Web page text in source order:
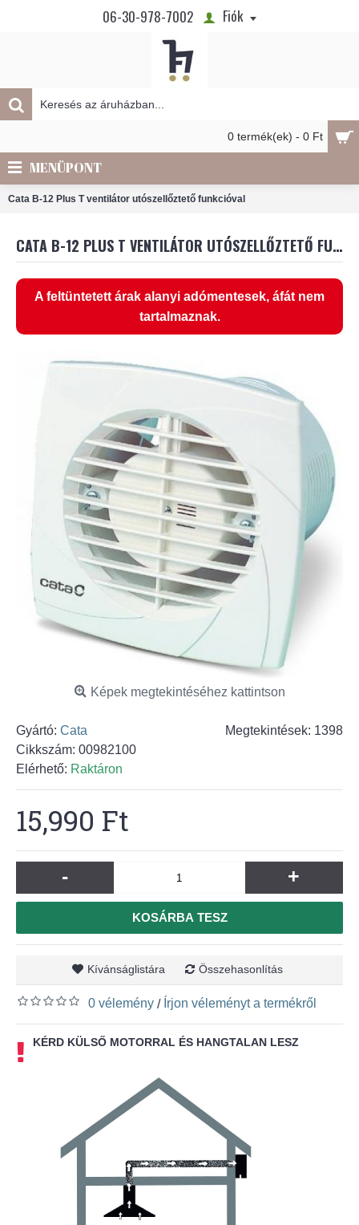
06-30-978-7002 Fiók
0 termék(ek) - 0 Ft
MENÜPONT
Cata B-12 Plus T ventilátor utószellőztető funkcióval
CATA B-12 PLUS T VENTILÁTOR UTÓSZELLŐZTETŐ FUNKCIÓVAL
A feltüntetett árak alanyi adómentesek, áfát nem
tartalmaznak.
Képek megtekintéséhez kattintson
Megtekintések: 1398
Gyártó: Cata
Cikkszám: 00982100
Elérhető: Raktáron
15,990 Ft
- +
KOSÁRBA TESZ
Kívánságlistára Összehasonlítás
0 vélemény / Írjon véleményt a termékről
KÉRD KÜLSŐ MOTORRAL ÉS HANGTALAN LESZ